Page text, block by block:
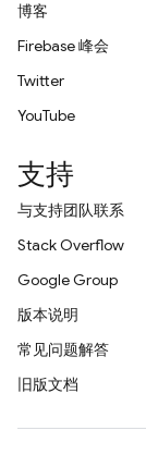
博客
Firebase 峰会
Twitter
YouTube
支持
与支持团队联系
Stack Overflow
Google Group
版本说明
常见问题解答
旧版文档